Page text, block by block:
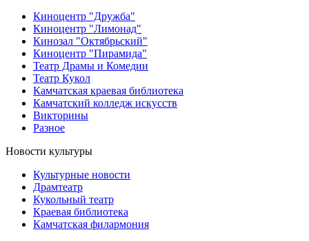
Киноцентр "Дружба"
Киноцентр "Лимонад"
Кинозал "Октябрьский"
Киноцентр "Пирамида"
Театр Драмы и Комедии
Театр Кукол
Камчатская краевая библиотека
Камчатский колледж искусств
Викторины
Разное
Новости культуры
Культурные новости
Драмтеатр
Кукольный театр
Краевая библиотека
Камчатская филармония